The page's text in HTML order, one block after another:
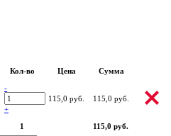
Кол-во Цена Сумма
-
+
115,0 руб. 115,0 руб.
1 115,0 руб.